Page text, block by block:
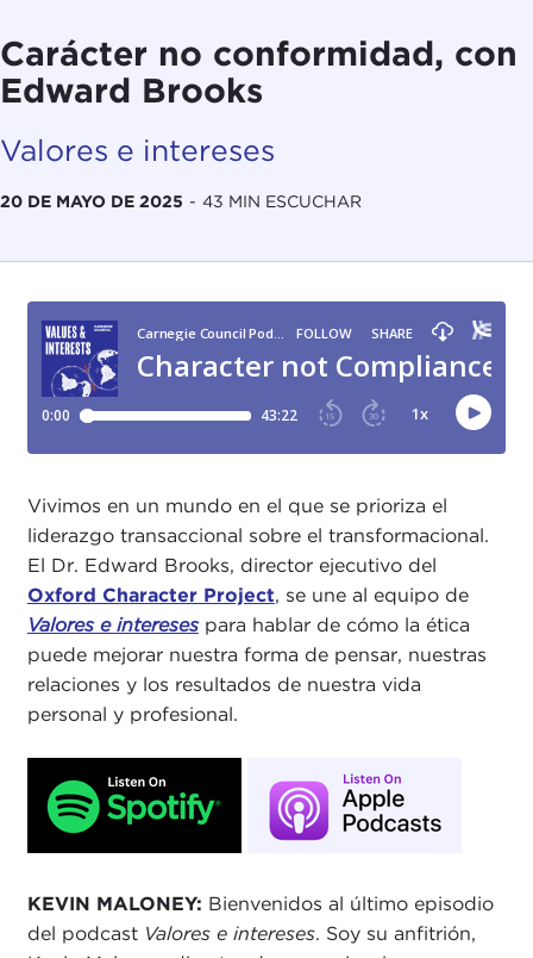
Carácter no conformidad, con
Edward Brooks
Valores e intereses
20 DE MAYO DE 2025 - 43 MIN ESCUCHAR
Vivimos en un mundo en el que se prioriza el
liderazgo transaccional sobre el transformacional.
El Dr. Edward Brooks, director ejecutivo del
Oxford Character Project, se une al equipo de
Valores e interesespara hablar de cómo la ética
puede mejorar nuestra forma de pensar, nuestras
relaciones y los resultados de nuestra vida
personal y profesional.
KEVIN MALONEY: Bienvenidos al último episodio
del podcast Valores e intereses. Soy su anfitrión,